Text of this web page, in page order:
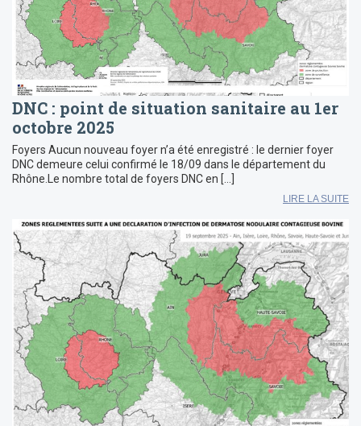
DNC : point de situation sanitaire au 1er
octobre 2025
Foyers Aucun nouveau foyer n’a été enregistré : le dernier foyer
DNC demeure celui confirmé le 18/09 dans le département du
Rhône.Le nombre total de foyers DNC en […]
LIRE LA SUITE